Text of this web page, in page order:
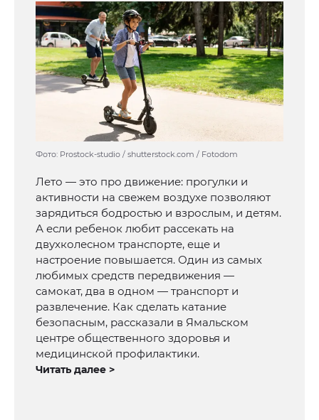
Фото: Prostock-studio / shutterstock.com / Fotodom
Лето — это про движение: прогулки и
активности на свежем воздухе позволяют
зарядиться бодростью и взрослым, и детям.
А если ребенок любит рассекать на
двухколесном транспорте, еще и
настроение повышается. Один из самых
любимых средств передвижения —
самокат, два в одном — транспорт и
развлечение. Как сделать катание
безопасным, рассказали в Ямальском
центре общественного здоровья и
медицинской профилактики.
Читать далее >